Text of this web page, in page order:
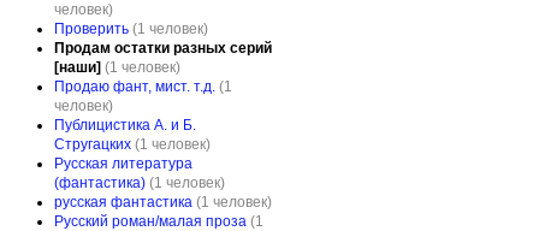
человек)
Проверить (1 человек)
Продам остатки разных серий
[наши] (1 человек)
Продаю фант, мист. т.д. (1
человек)
Публицистика А. и Б.
Стругацких (1 человек)
Русская литература
(фантастика) (1 человек)
русская фантастика (1 человек)
Русский роман/малая проза (1